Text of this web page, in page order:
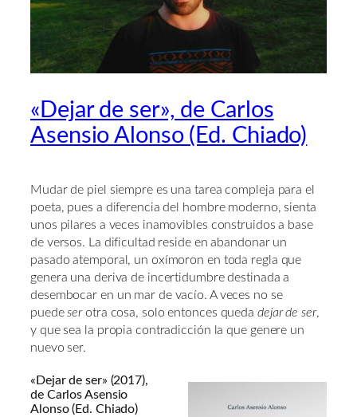
«Dejar de ser», de Carlos
Asensio Alonso (Ed. Chiado)
Mudar de piel siempre es una tarea compleja para el
poeta, pues a diferencia del hombre moderno, sienta
unos pilares a veces inamovibles construidos a base
de versos. La dificultad reside en abandonar un
pasado atemporal, un oxímoron en toda regla que
genera una deriva de incertidumbre destinada a
desembocar en un mar de vacío. A veces no se
puedeserotra cosa, solo entonces queda dejar de ser,
y que sea la propia contradicción la que genere un
nuevo ser.
«Dejar de ser» (2017),
de Carlos Asensio
Alonso (Ed. Chiado)